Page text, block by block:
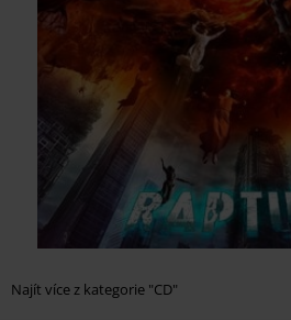
Najít více z kategorie "CD"